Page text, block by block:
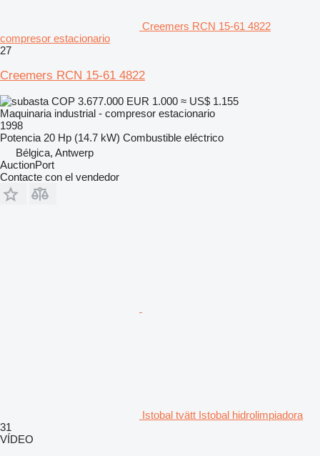
Creemers RCN 15-61 4822
compresor estacionario
27
Creemers RCN 15-61 4822
COP 3.677.000 EUR 1.000 ≈ US$ 1.155
Maquinaria industrial - compresor estacionario
1998
Potencia 20 Hp (14.7 kW) Combustible eléctrico
Bélgica, Antwerp
AuctionPort
Contacte con el vendedor
Istobal tvätt Istobal hidrolimpiadora
31
VÍDEO